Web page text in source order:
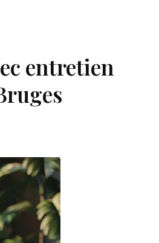
entretien